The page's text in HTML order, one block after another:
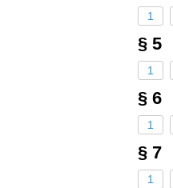
1
§ 5
1
§ 6
1
§ 7
1